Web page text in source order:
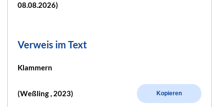
08.08.2026)
Verweis im Text
Klammern
(Weßling , 2023) Kopieren